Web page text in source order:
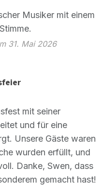
Musiker mit einem
31. Mai 2026
mit seiner
und für eine
Unsere Gäste waren
wurden erfüllt, und
Danke, Swen, dass
gemacht hast!